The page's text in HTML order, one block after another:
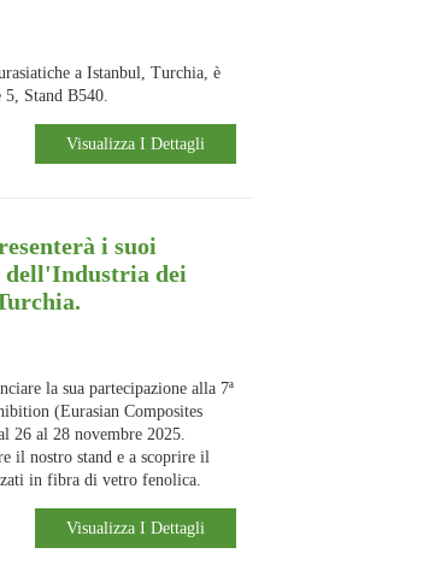
a Istanbul, Turchia, è
Stand B540.
Visualizza I Dettagli
i suoi
dell'Industria dei
la sua partecipazione alla 7ª
(Eurasian Composites
26 al 28 novembre 2025.
il nostro stand e a scoprire il
in fibra di vetro fenolica.
Visualizza I Dettagli